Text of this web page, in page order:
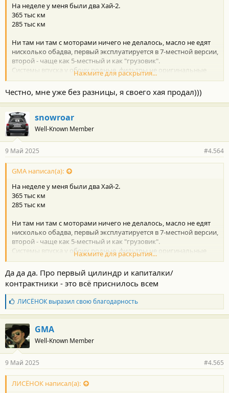
и
:
На неделе у меня были два Хай-2.
365 тыс км
285 тыс км
Ни там ни там с моторами ничего не делалось, масло не едят
нисколько обадва, первый эксплуатируется в 7-местной версии,
второй - чаще как 5-местный и как "грузовик".
Системы впуска у обоих родные, фильтры не оригинальные
(Masuma MFA-322).
Продолжайте истерить, продолжайте... ;-)))))
Нажмите для раскрытия...
Честно, мне уже без разницы, я своего хая продал)))
snowroar
Well-Known Member
9 Май 2025 #4.564
GMA написал(а):
На неделе у меня были два Хай-2.
365 тыс км
285 тыс км
Ни там ни там с моторами ничего не делалось, масло не едят
нисколько обадва, первый эксплуатируется в 7-местной версии,
второй - чаще как 5-местный и как "грузовик".
Системы впуска у обоих родные, фильтры не оригинальные
(Masuma MFA-322).
Продолжайте истерить, продолжайте... ;-)))))
Нажмите для раскрытия...
Да да да. Про первый цилиндр и капиталки/
контрактники - это всё приснилось всем
Б
л
а
г
о
д
а
н
о
с
ЛИСЁНОКвыразил свою благодарность
GMA
Well-Known Member
9 Май 2025 #4.565
ЛИСЁНОК написал(а):